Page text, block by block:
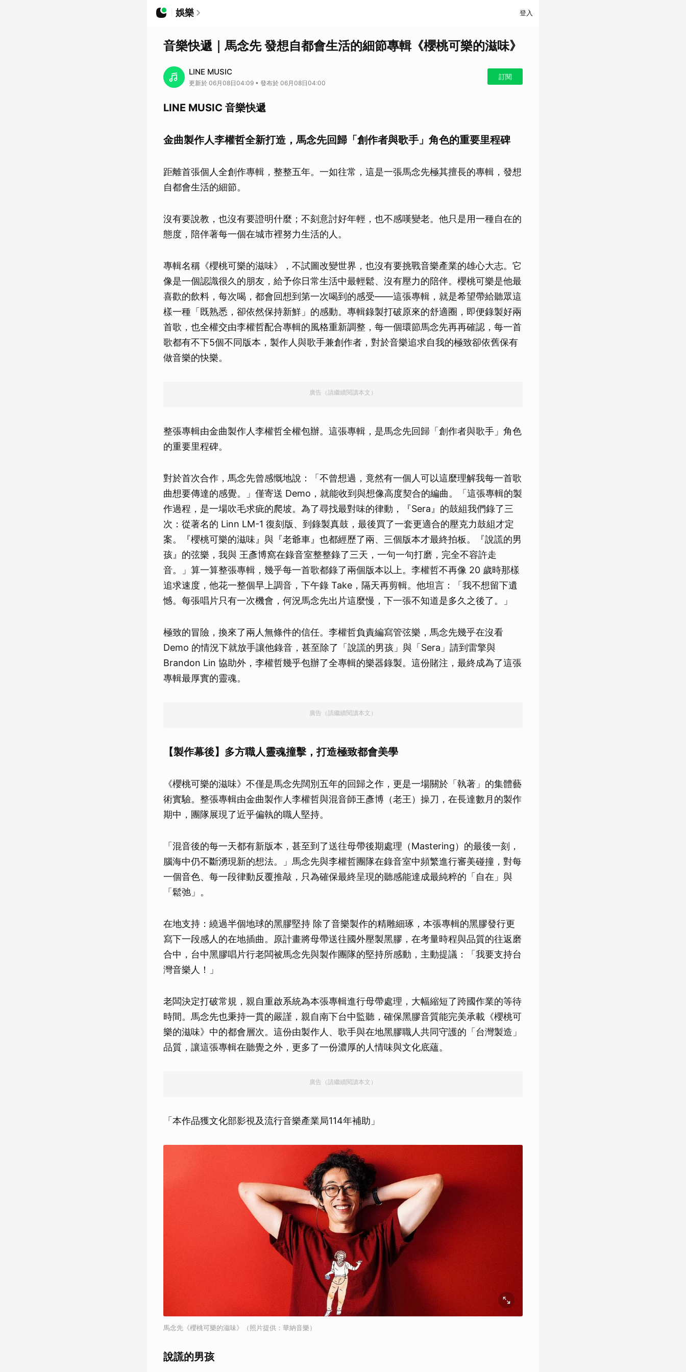
娛樂 登入
音樂快遞｜馬念先 發想自都會生活的細節專輯《櫻桃可樂的滋味》
LINE MUSIC
更新於 06月08日04:09 • 發布於 06月08日04:00
訂閱
LINE MUSIC 音樂快遞
金曲製作人李權哲全新打造，馬念先回歸「創作者與歌手」角色的重要里程碑
距離首張個人全創作專輯，整整五年。一如往常，這是一張馬念先極其擅長的專輯，發想
自都會生活的細節。
沒有要說教，也沒有要證明什麼；不刻意討好年輕，也不感嘆變老。他只是用一種自在的
態度，陪伴著每一個在城市裡努力生活的人。
專輯名稱《櫻桃可樂的滋味》，不試圖改變世界，也沒有要挑戰音樂產業的雄心大志。它
像是一個認識很久的朋友，給予你日常生活中最輕鬆、沒有壓力的陪伴。櫻桃可樂是他最
喜歡的飲料，每次喝，都會回想到第一次喝到的感受——這張專輯，就是希望帶給聽眾這
樣一種「既熟悉，卻依然保持新鮮」的感動。專輯錄製打破原來的舒適圈，即便錄製好兩
首歌，也全權交由李權哲配合專輯的風格重新調整，每一個環節馬念先再再確認，每一首
歌都有不下5個不同版本，製作人與歌手兼創作者，對於音樂追求自我的極致卻依舊保有
做音樂的快樂。
廣告（請繼續閱讀本文）
整張專輯由金曲製作人李權哲全權包辦。這張專輯，是馬念先回歸「創作者與歌手」角色
的重要里程碑。
對於首次合作，馬念先曾感慨地說：「不曾想過，竟然有一個人可以這麼理解我每一首歌
曲想要傳達的感覺。」僅寄送 Demo，就能收到與想像高度契合的編曲。「這張專輯的製
作過程，是一場吹毛求疵的爬坡。為了尋找最對味的律動，『Sera』的鼓組我們錄了三
次：從著名的 Linn LM-1 復刻版、到錄製真鼓，最後買了一套更適合的壓克力鼓組才定
案。『櫻桃可樂的滋味』與『老爺車』也都經歷了兩、三個版本才最終拍板。『說謊的男
孩』的弦樂，我與 王彥博窩在錄音室整整錄了三天，一句一句打磨，完全不容許走
音。」算一算整張專輯，幾乎每一首歌都錄了兩個版本以上。李權哲不再像 20 歲時那樣
追求速度，他花一整個早上調音，下午錄 Take，隔天再剪輯。他坦言：「我不想留下遺
憾。每張唱片只有一次機會，何況馬念先出片這麼慢，下一張不知道是多久之後了。」
極致的冒險，換來了兩人無條件的信任。李權哲負責編寫管弦樂，馬念先幾乎在沒看
Demo 的情況下就放手讓他錄音，甚至除了「說謊的男孩」與「Sera」請到雷擎與
Brandon Lin 協助外，李權哲幾乎包辦了全專輯的樂器錄製。這份賭注，最終成為了這張
專輯最厚實的靈魂。
廣告（請繼續閱讀本文）
【製作幕後】多方職人靈魂撞擊，打造極致都會美學
《櫻桃可樂的滋味》不僅是馬念先闊別五年的回歸之作，更是一場關於「執著」的集體藝
術實驗。整張專輯由金曲製作人李權哲與混音師王彥博（老王）操刀，在長達數月的製作
期中，團隊展現了近乎偏執的職人堅持。
「混音後的每一天都有新版本，甚至到了送往母帶後期處理（Mastering）的最後一刻，
腦海中仍不斷湧現新的想法。」馬念先與李權哲團隊在錄音室中頻繁進行審美碰撞，對每
一個音色、每一段律動反覆推敲，只為確保最終呈現的聽感能達成最純粹的「自在」與
「鬆弛」。
在地支持：繞過半個地球的黑膠堅持 除了音樂製作的精雕細琢，本張專輯的黑膠發行更
寫下一段感人的在地插曲。原計畫將母帶送往國外壓製黑膠，在考量時程與品質的往返磨
合中，台中黑膠唱片行老闆被馬念先與製作團隊的堅持所感動，主動提議：「我要支持台
灣音樂人！」
老闆決定打破常規，親自重啟系統為本張專輯進行母帶處理，大幅縮短了跨國作業的等待
時間。馬念先也秉持一貫的嚴謹，親自南下台中監聽，確保黑膠音質能完美承載《櫻桃可
樂的滋味》中的都會層次。這份由製作人、歌手與在地黑膠職人共同守護的「台灣製造」
品質，讓這張專輯在聽覺之外，更多了一份濃厚的人情味與文化底蘊。
廣告（請繼續閱讀本文）
「本作品獲文化部影視及流行音樂產業局114年補助」
馬念先《櫻桃可樂的滋味》（照片提供：華納音樂）
說謊的男孩